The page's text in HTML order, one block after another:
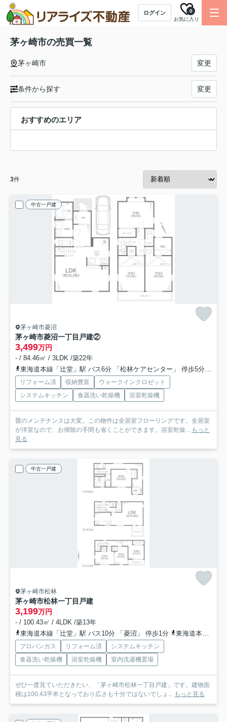
ログイン
お気に入り
0
茅ヶ崎市の売買一覧
茅ヶ崎市 変更
条件から探す 変更
おすすめのエリア
3件
中古一戸建
茅ヶ崎市菱沼
茅ヶ崎市菱沼一丁目戸建②
3,499万円
- / 84.46㎡ / 3LDK /築22年
東海道本線「辻堂」駅 バス6分 「松林ケアセンター」 停歩5分
リフォーム済 収納豊富
ウォークインクロゼット
システムキッチン
食器洗い乾燥機 浴室乾燥機
畳のメンテナンスは大変。この物件は全居室フローリングです。全居室
が洋室なので、お掃除の手間も省くことができます。浴室乾燥... もっと
見る
中古一戸建
茅ヶ崎市松林
茅ヶ崎市松林一丁目戸建
3,199万円
- / 100.43㎡ / 4LDK /築13年
東海道本線「辻堂」駅 バス10分 「菱沼」 停歩1分
東海道本線「茅ケ崎」駅 バス6分 「菱沼」 停歩1分
プロパンガス リフォーム済
システムキッチン
食器洗い乾燥機
浴室乾燥機 室内洗濯機置場
ぜひ一度見ていただきたい、「茅ヶ崎市松林一丁目戸建」です。建物面
積は100.43平米となっており広さも十分ではないでしょ... もっと見る